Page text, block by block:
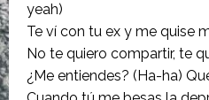
yeah)
Te ví con tu ex y me quise
No te quiero compartir, te
¿Me entiendes? (Ha-ha)